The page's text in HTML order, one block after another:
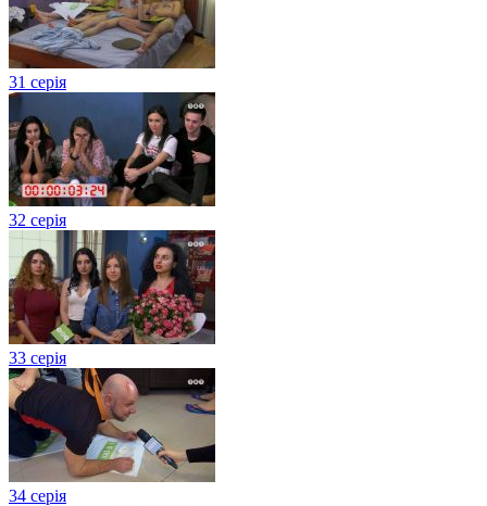
31 серія
32 серія
33 серія
34 серія